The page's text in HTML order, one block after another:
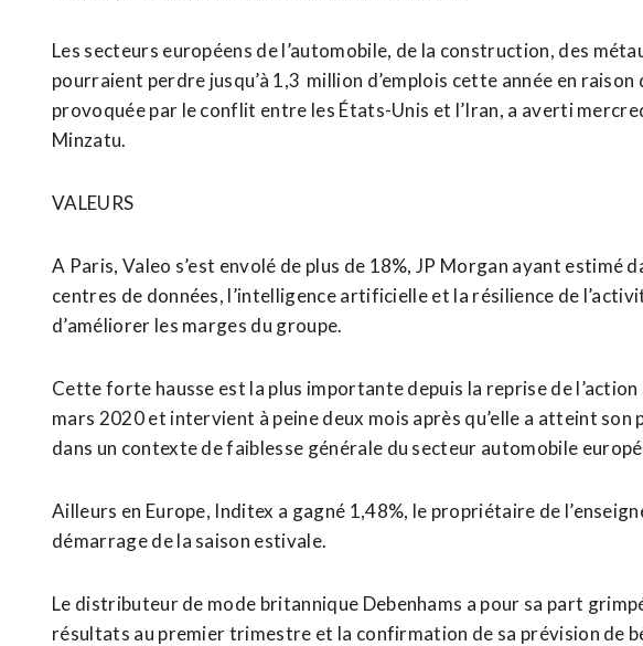
Les secteurs européens de l’automobile, de la construction, des
pourraient perdre jusqu’à 1,3 million d’emplois cette année en raison
provoquée par le conflit entre les États-Unis et l’Iran, a averti
Minzatu.
VALEURS
A Paris, Valeo s’est envolé de plus de 18%, JP Morgan ayant estimé
centres de données, l’intelligence artificielle et la résilience de
d’améliorer les marges du groupe.
Cette forte hausse est la plus importante depuis la reprise de
mars 2020 et intervient à peine deux mois après qu’elle a atteint son
dans un contexte de faiblesse générale du secteur automobile
Ailleurs en Europe, Inditex a gagné 1,48%, le propriétaire de
démarrage de la saison estivale.
Le distributeur de mode britannique Debenhams a pour sa part
résultats au premier trimestre et la confirmation de sa prévision de